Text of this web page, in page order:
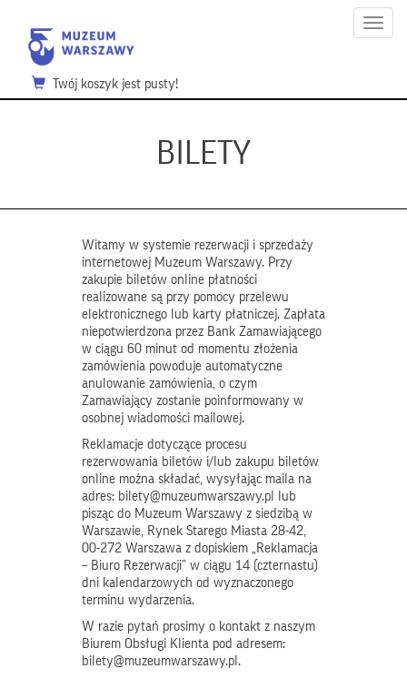
Menu
Twój koszyk jest pusty!
BILETY
Witamy w systemie rezerwacji i sprzedaży
internetowej Muzeum Warszawy. Przy
zakupie biletów online płatności
realizowane są przy pomocy przelewu
elektronicznego lub karty płatniczej. Zapłata
niepotwierdzona przez Bank Zamawiającego
w ciągu 60 minut od momentu złożenia
zamówienia powoduje automatyczne
anulowanie zamówienia, o czym
Zamawiający zostanie poinformowany w
osobnej wiadomości mailowej.
Reklamacje dotyczące procesu
rezerwowania biletów i/lub zakupu biletów
online można składać, wysyłając maila na
adres: bilety@muzeumwarszawy.pl lub
pisząc do Muzeum Warszawy z siedzibą w
Warszawie, Rynek Starego Miasta 28-42,
00-272 Warszawa z dopiskiem „Reklamacja
– Biuro Rezerwacji” w ciągu 14 (czternastu)
dni kalendarzowych od wyznaczonego
terminu wydarzenia.
W razie pytań prosimy o kontakt z naszym
Biurem Obsługi Klienta pod adresem:
bilety@muzeumwarszawy.pl.